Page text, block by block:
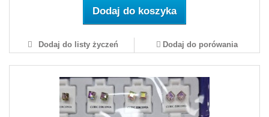
Dodaj do koszyka
Dodaj do listy życzeń Dodaj do porówania